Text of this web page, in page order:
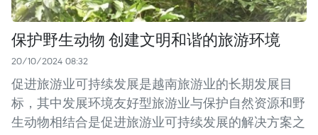
保护野生动物 创建文明和谐的旅游环境
20/10/2024 08:32
促进旅游业可持续发展是越南旅游业的长期发展目
标，其中发展环境友好型旅游业与保护自然资源和野
生动物相结合是促进旅游业可持续发展的解决方案之